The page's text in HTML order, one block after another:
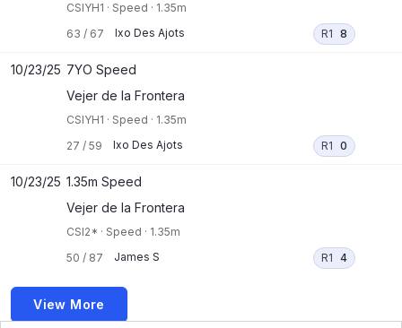
CSIYH1 · Speed · 1.35m
63 / 67 Ixo Des Ajots R1 8
10/23/25 7YO Speed
Vejer de la Frontera
CSIYH1 · Speed · 1.35m
27 / 59 Ixo Des Ajots R1 0
10/23/25 1.35m Speed
Vejer de la Frontera
CSI2* · Speed · 1.35m
50 / 87 James S R1 4
View More